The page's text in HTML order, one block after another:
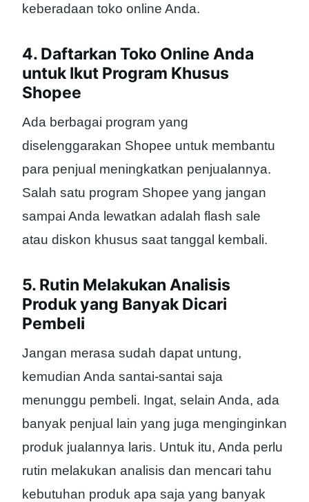
keberadaan toko online Anda.
4. Daftarkan Toko Online Anda
untuk Ikut Program Khusus
Shopee
Ada berbagai program yang
diselenggarakan Shopee untuk membantu
para penjual meningkatkan penjualannya.
Salah satu program Shopee yang jangan
sampai Anda lewatkan adalah flash sale
atau diskon khusus saat tanggal kembali.
5. Rutin Melakukan Analisis
Produk yang Banyak Dicari
Pembeli
Jangan merasa sudah dapat untung,
kemudian Anda santai-santai saja
menunggu pembeli. Ingat, selain Anda, ada
banyak penjual lain yang juga menginginkan
produk jualannya laris. Untuk itu, Anda perlu
rutin melakukan analisis dan mencari tahu
kebutuhan produk apa saja yang banyak